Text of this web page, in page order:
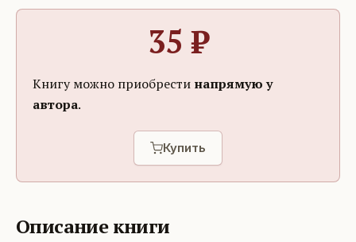
35 ₽
Книгу можно приобрести напрямую у
автора.
Купить
Описание книги